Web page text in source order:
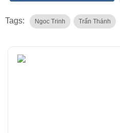
Tags: Ngoc Trinh Trấn Thánh